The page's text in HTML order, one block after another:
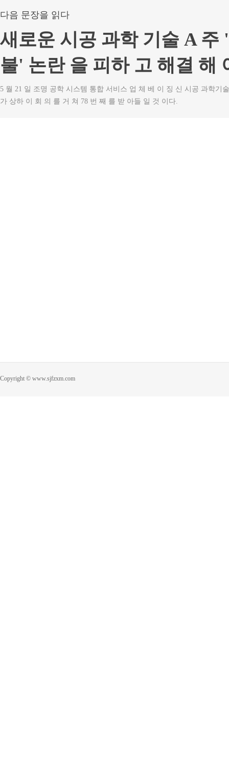
다음 문장을 읽다
새로운 시공 과학 기술 A
불' 논란 을 피하 고 해결 해
5 월 21 일 조명 공학 시스템 통합 서비스 업 체 베 이 징 신 시공 과학
가 상하 이 회 의 를 거 쳐 78 번 째 를 받 아들 일 것 이다.
Copyright © www.sjfzxm.com